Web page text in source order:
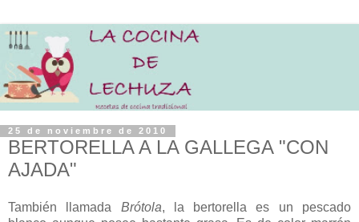
25 de noviembre de 2010
BERTORELLA A LA GALLEGA "CON
AJADA"
También llamada Brótola, la bertorella es un pescado